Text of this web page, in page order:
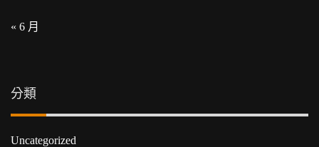
« 6 月
分類
Uncategorized